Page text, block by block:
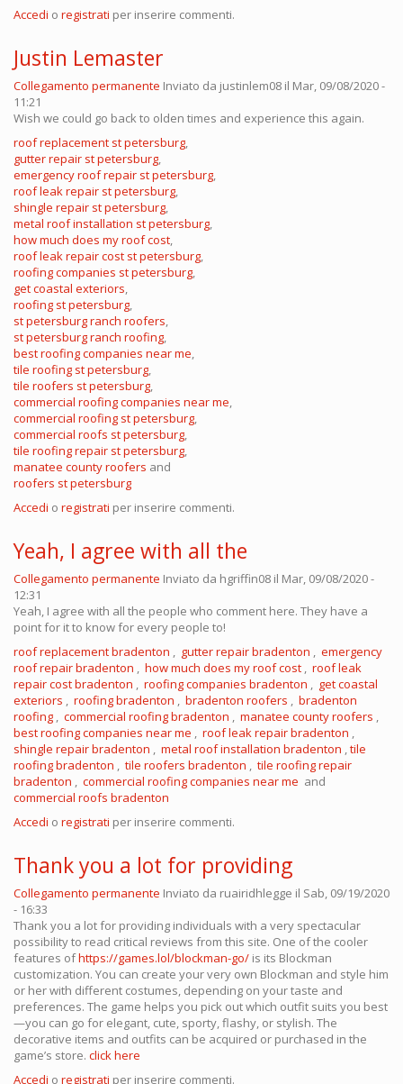
Accedi o registrati per inserire commenti.
Justin Lemaster
Collegamento permanente Inviato da justinlem08 il Mar, 09/08/2020 -
11:21
Wish we could go back to olden times and experience this again.
roof replacement st petersburg,
gutter repair st petersburg,
emergency roof repair st petersburg,
roof leak repair st petersburg,
shingle repair st petersburg,
metal roof installation st petersburg,
how much does my roof cost,
roof leak repair cost st petersburg,
roofing companies st petersburg,
get coastal exteriors,
roofing st petersburg,
st petersburg ranch roofers,
st petersburg ranch roofing,
best roofing companies near me,
tile roofing st petersburg,
tile roofers st petersburg,
commercial roofing companies near me,
commercial roofing st petersburg,
commercial roofs st petersburg,
tile roofing repair st petersburg,
manatee county roofers and
roofers st petersburg
Accedi o registrati per inserire commenti.
Yeah, I agree with all the
Collegamento permanente Inviato da hgriffin08 il Mar, 09/08/2020 -
12:31
Yeah, I agree with all the people who comment here. They have a
point for it to know for every people to!
roof replacement bradenton , gutter repair bradenton , emergency
roof repair bradenton , how much does my roof cost , roof leak
repair cost bradenton , roofing companies bradenton , get coastal
exteriors , roofing bradenton , bradenton roofers , bradenton
roofing , commercial roofing bradenton , manatee county roofers ,
best roofing companies near me , roof leak repair bradenton ,
shingle repair bradenton , metal roof installation bradenton ,tile
roofing bradenton , tile roofers bradenton , tile roofing repair
bradenton , commercial roofingcompanies near me and
commercial roofs bradenton
Accedi o registrati per inserire commenti.
Thank you a lot for providing
Collegamento permanente Inviato da ruairidhlegge il Sab, 09/19/2020
- 16:33
Thank you a lot for providing individuals with a very spectacular
possibility to read critical reviews from this site. One of the cooler
features ofhttps://games.lol/blockman-go/ is its Blockman
customization. You can create your very own Blockman and style him
or her with different costumes, depending on your taste and
preferences. The game helps you pick out which outfit suits you best
—you can go for elegant, cute, sporty, flashy, or stylish. The
decorative items and outfits can be acquired or purchased in the
game’s store. click here
Accedi o registrati per inserire commenti.